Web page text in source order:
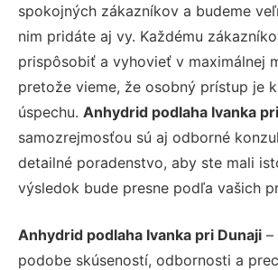
spokojných zákazníkov a budeme
nim pridáte aj vy. Každému
prispôsobiť a vyhovieť v maximálnej
pretože vieme, že osobný prístup je
úspechu. Anhydrid podlaha Ivanka
samozrejmosťou sú aj odborné
detailné poradenstvo, aby ste mali
výsledok bude presne podľa vašich
Anhydrid podlaha Ivanka pri Dunaji –
podobe skúseností, odbornosti a